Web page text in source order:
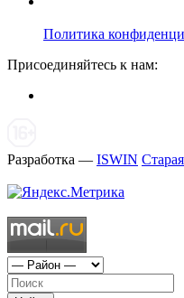
Политика
Присоединяйтесь к нам:
Разработка — ISWIN